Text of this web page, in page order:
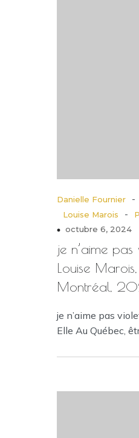
Danielle Fournier -
Louise Marois -
octubre 6, 2024
je n’aime pas
Louise
Montréal,
je n’aime pas
Elle Au Québec,